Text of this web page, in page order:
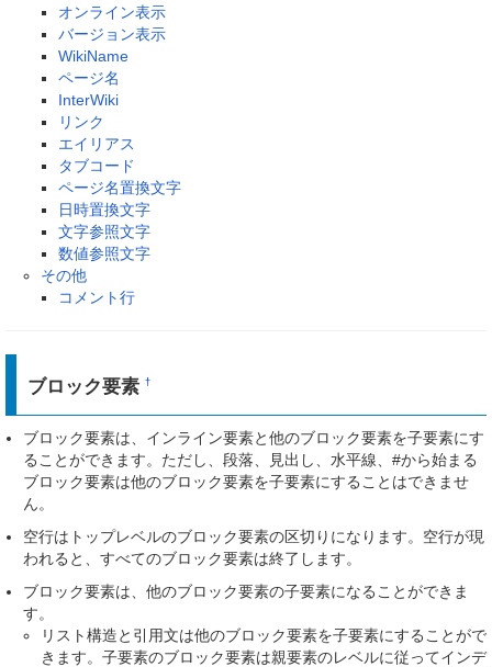
オンライン表示
バージョン表示
WikiName
ページ名
InterWiki
リンク
エイリアス
タブコード
ページ名置換文字
日時置換文字
文字参照文字
数値参照文字
その他
コメント行
ブロック要素†
ブロック要素は、インライン要素と他のブロック要素を子要素にす
ることができます。ただし、段落、見出し、水平線、#から始まる
ブロック要素は他のブロック要素を子要素にすることはできませ
ん。
空行はトップレベルのブロック要素の区切りになります。空行が現
われると、すべてのブロック要素は終了します。
ブロック要素は、他のブロック要素の子要素になることができま
す。
リスト構造と引用文は他のブロック要素を子要素にすることがで
きます。子要素のブロック要素は親要素のレベルに従ってインデ